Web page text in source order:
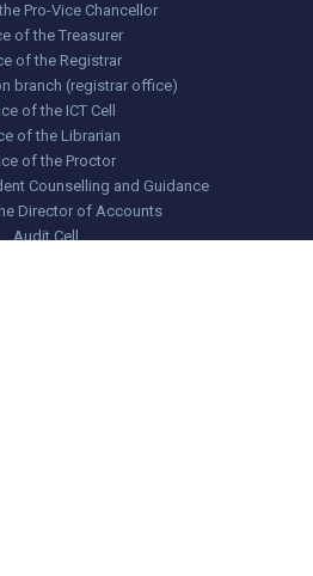
Pro-Vice Chancellor
of the Treasurer
of the Registrar
branch (registrar office)
of the ICT Cell
of the Librarian
of the Proctor
Counselling and Guidance
Director of Accounts
Audit Cell